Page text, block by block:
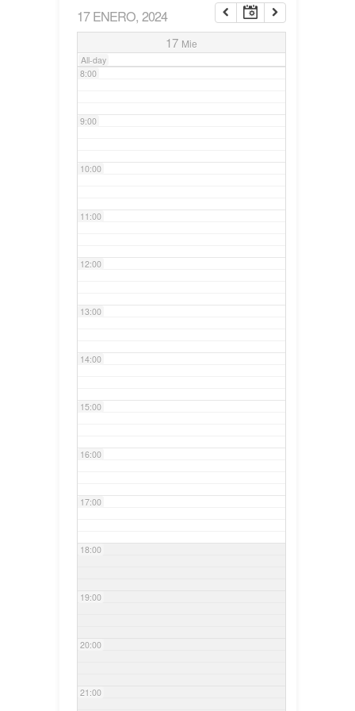
17 ENERO, 2024
17 Mie
All-day
7:00
8:00
9:00
10:00
11:00
12:00
13:00
14:00
15:00
16:00
17:00
18:00
19:00
20:00
21:00